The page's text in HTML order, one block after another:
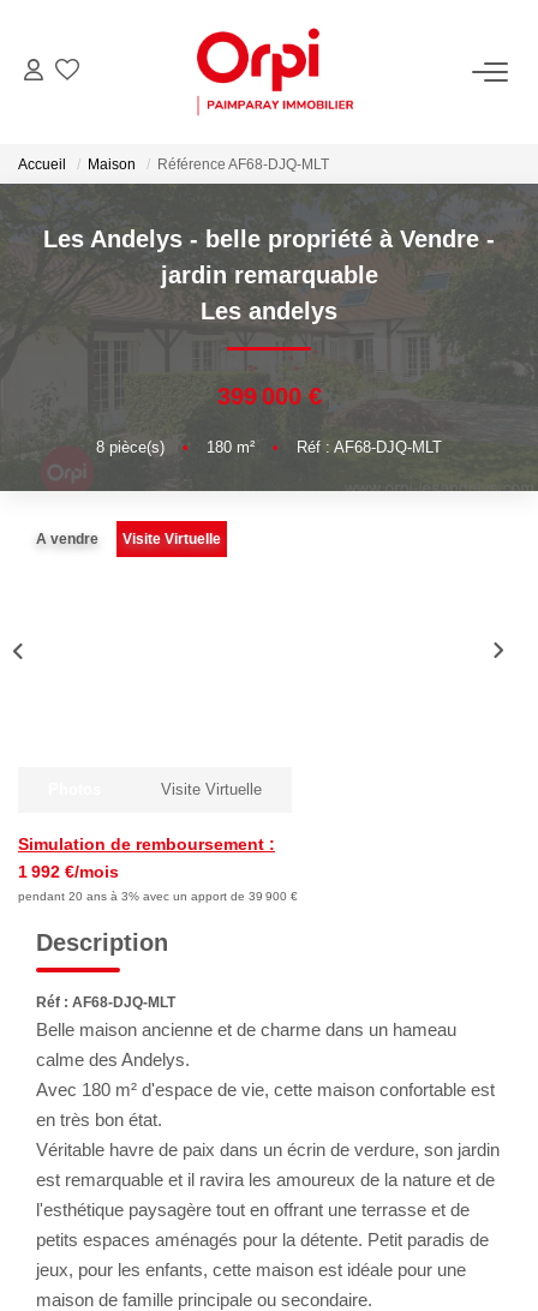
Acheter
PARRAINER UN PROCHE
NOTRE AGENCE
Accueil Maison Référence AF68-DJQ-MLT
Les Andelys - belle propriété à Vendre -
jardin remarquable
Les andelys
399 000 €
8 pièce(s) • 180 m² • Réf : AF68-DJQ-MLT
A vendre Visite Virtuelle
Simulation de remboursement :
1 992 €/mois
pendant 20 ans à 3% avec un apport de 39 900 €
Visite Virtuelle
Description
Réf : AF68-DJQ-MLT
Belle maison ancienne et de charme dans un hameau
calme des Andelys.
Avec 180 m² d'espace de vie, cette maison confortable est
en très bon état.
Véritable havre de paix dans un écrin de verdure, son jardin
est remarquable et il ravira les amoureux de la nature et de
l'esthétique paysagère tout en offrant une terrasse et de
petits espaces aménagés pour la détente. Petit paradis de
jeux, pour les enfants, cette maison est idéale pour une
maison de famille principale ou secondaire.